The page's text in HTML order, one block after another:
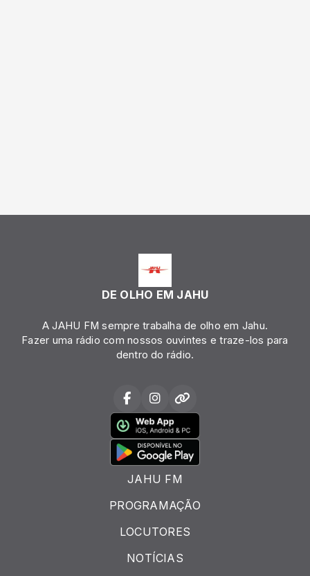
DE OLHO EM JAHU
A JAHU FM sempre trabalha de olho em Jahu.
Fazer uma rádio com nossos ouvintes e traze-los para
dentro do rádio.
JAHU FM
PROGRAMAÇÃO
LOCUTORES
NOTÍCIAS